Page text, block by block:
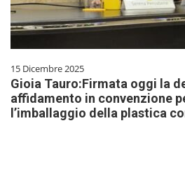
15 Dicembre 2025
Gioia Tauro:Firmata oggi la
affidamento in convenzione
l’imballaggio della plastica